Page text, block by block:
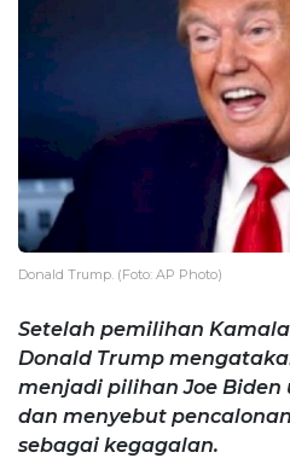
Donald Trump. (Foto: AP Photo)
Setelah pemilihan
Donald Trump
menjadi pilihan Joe
dan menyebut
sebagai kegagalan.